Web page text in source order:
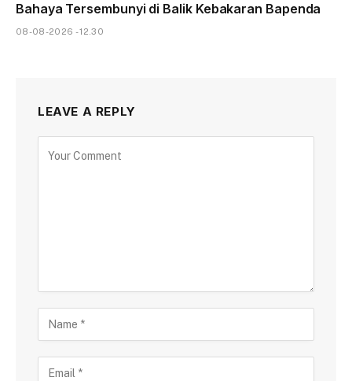
Bahaya Tersembunyi di Balik Kebakaran Bapenda
08-08-2026 - 12.30
LEAVE A REPLY